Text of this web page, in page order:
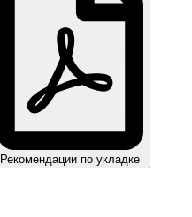
Рекомендации по укладке